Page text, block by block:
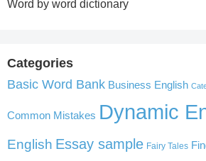
Word by word dictionary
Categories
Basic Word Bank Business English
Common Mistakes Dynamic
English Essay sample Fairy Tales